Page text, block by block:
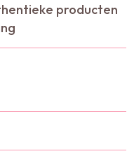
producten